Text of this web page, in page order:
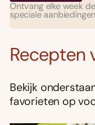
Ontvang elke week
speciale
Recepten
Bekijk
favorieten op